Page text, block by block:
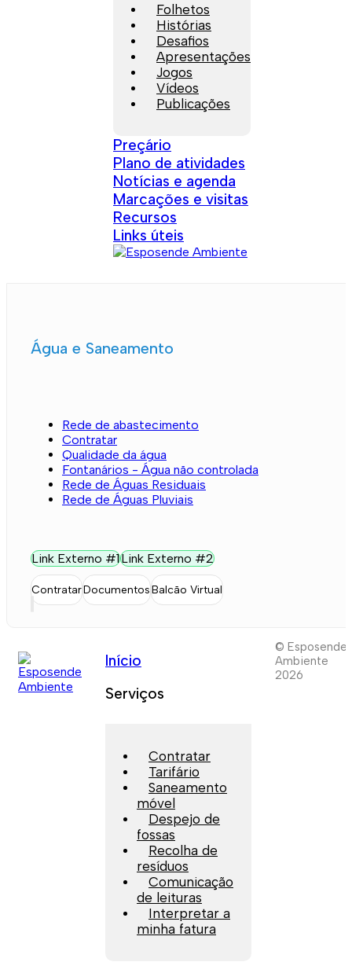
Folhetos
Histórias
Desafios
Apresentações
Jogos
Vídeos
Publicações
Preçário
Plano de atividades
Notícias e agenda
Marcações e visitas
Recursos
Links úteis
Água e Saneamento
Rede de abastecimento
Contratar
Qualidade da água
Fontanários - Água não controlada
Rede de Águas Residuais
Rede de Águas Pluviais
Link Externo #1Link Externo #2
ContratarDocumentosBalcão Virtual
Início
Serviços
Contratar
Tarifário
Saneamento
móvel
Despejo de
fossas
Recolha de
resíduos
Comunicação
de leituras
Interpretar a
minha fatura
© Esposende
Ambiente
2026